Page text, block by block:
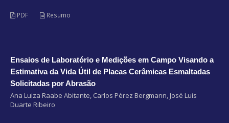
PDF Resumo
Ensaios de Laboratório e Medições em Campo Visando a
Estimativa da Vida Útil de Placas Cerâmicas Esmaltadas
Solicitadas por Abrasão
Ana Luiza Raabe Abitante, Carlos Pérez Bergmann, José Luis
Duarte Ribeiro